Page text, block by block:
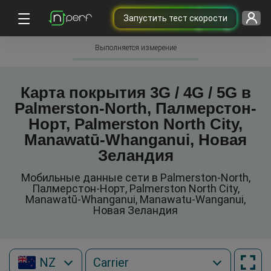
Запустить тест скорости
Выполняется измерение
Карта покрытия 3G / 4G / 5G в
Palmerston-North, Палмерстон-
Норт, Palmerston North City,
Manawatū-Whanganui, Новая
Зеландия
Мобильные данные сети в Palmerston-North,
Палмерстон-Норт, Palmerston North City,
Manawatū-Whanganui, Manawatu-Wanganui,
Новая Зеландия
NZ